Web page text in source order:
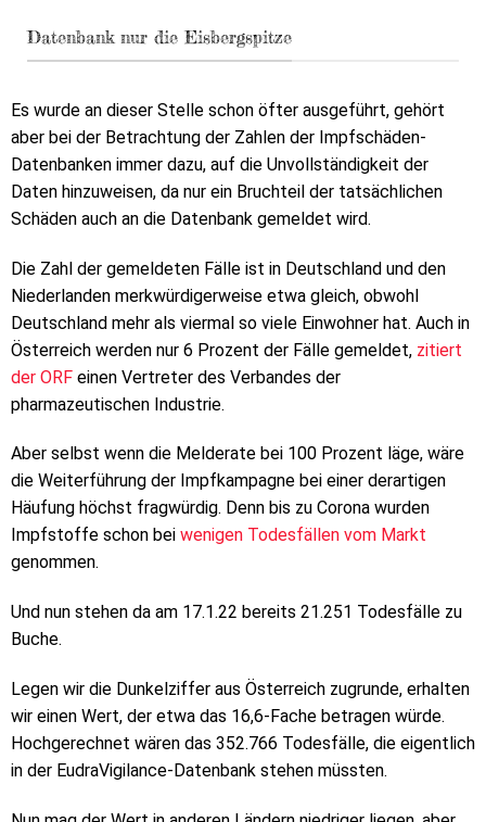
Datenbank nur die Eisbergspitze
Es wurde an dieser Stelle schon öfter ausgeführt, gehört
aber bei der Betrachtung der Zahlen der Impfschäden-
Datenbanken immer dazu, auf die Unvollständigkeit der
Daten hinzuweisen, da nur ein Bruchteil der tatsächlichen
Schäden auch an die Datenbank gemeldet wird.
Die Zahl der gemeldeten Fälle ist in Deutschland und den
Niederlanden merkwürdigerweise etwa gleich, obwohl
Deutschland mehr als viermal so viele Einwohner hat. Auch in
Österreich werden nur 6 Prozent der Fälle gemeldet, zitiert
der ORF einen Vertreter des Verbandes der
pharmazeutischen Industrie.
Aber selbst wenn die Melderate bei 100 Prozent läge, wäre
die Weiterführung der Impfkampagne bei einer derartigen
Häufung höchst fragwürdig. Denn bis zu Corona wurden
Impfstoffe schon bei wenigen Todesfällen vom Markt
genommen.
Und nun stehen da am 17.1.22 bereits 21.251 Todesfälle zu
Buche.
Legen wir die Dunkelziffer aus Österreich zugrunde, erhalten
wir einen Wert, der etwa das 16,6-Fache betragen würde.
Hochgerechnet wären das 352.766 Todesfälle, die eigentlich
in der EudraVigilance-Datenbank stehen müssten.